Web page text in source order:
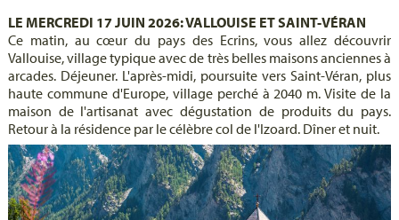
LE MERCREDI 17 JUIN 2026: VALLOUISE ET SAINT-VÉRAN
Ce matin, au cœur du pays des Ecrins, vous allez découvrir
Vallouise, village typique avec de très belles maisons anciennes à
arcades. Déjeuner. L'après-midi, poursuite vers Saint-Véran, plus
haute commune d'Europe, village perché à 2040 m. Visite de la
maison de l'artisanat avec dégustation de produits du pays.
Retour à la résidence par le célèbre col de l'Izoard. Dîner et nuit.